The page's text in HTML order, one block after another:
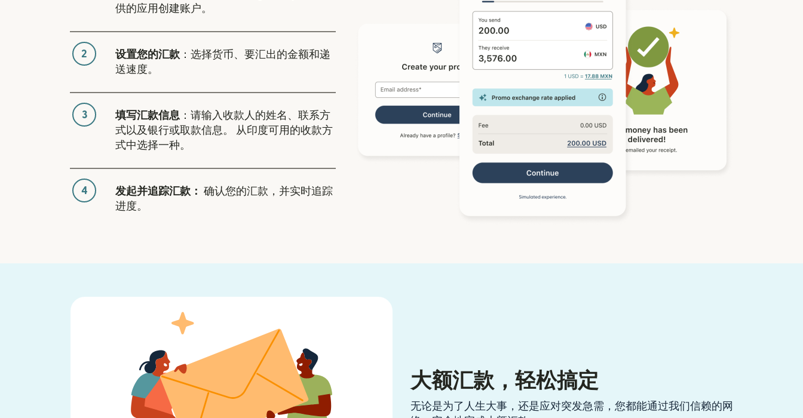
供的应用创建账户。
2 设置您的汇款 ：选择货币、要汇出的金额和递
送速度。
3 填写汇款信息 ：请输入收款人的姓名、联系方
式以及银行或取款信息。 从印度可用的收款方
式中选择一种。
4 发起并追踪汇款：
确认您的汇款，并实时追踪
进度。
大额汇款，轻松搞定
无论是为了人生大事，还是应对突发急需，您都能通过我们信赖的网